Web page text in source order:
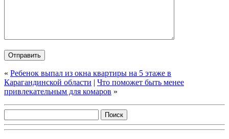
« Ребенок выпал из окна квартиры на 5 этаже в
Карагандинской области | Что поможет быть менее
привлекательным для комаров »